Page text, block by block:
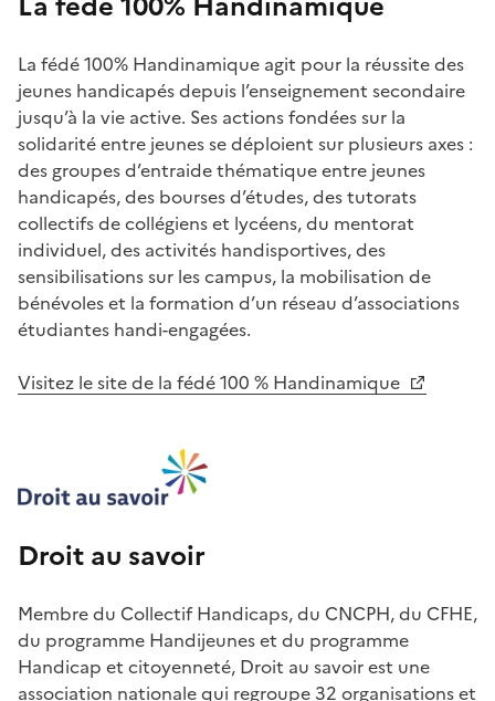
La fédé 100% Handinamique agit pour la réussite des
jeunes handicapés depuis l’enseignement secondaire
jusqu’à la vie active. Ses actions fondées sur la
solidarité entre jeunes se déploient sur plusieurs axes :
des groupes d’entraide thématique entre jeunes
handicapés, des bourses d’études, des tutorats
collectifs de collégiens et lycéens, du mentorat
individuel, des activités handisportives, des
sensibilisations sur les campus, la mobilisation de
bénévoles et la formation d’un réseau d’associations
étudiantes handi-engagées.
Visitez le site de la fédé 100 % Handinamique
Droit au savoir
Membre du Collectif Handicaps, du CNCPH, du CFHE,
du programme Handijeunes et du programme
Handicap et citoyenneté, Droit au savoir est une
association nationale qui regroupe 32 organisations et